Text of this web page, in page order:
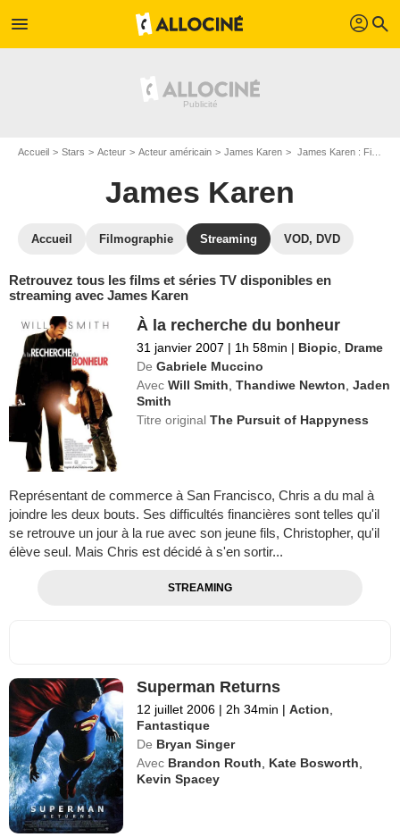
menu profil search
Accueil Stars Acteur Acteur américain James Karen James Karen : Films et séries online
James Karen
Accueil Filmographie Streaming VOD, DVD
Retrouvez tous les films et séries TV disponibles en
streaming avec James Karen
À la recherche du bonheur
31 janvier 2007 | 1h 58min | Biopic Drame
De Gabriele Muccino
Avec Will Smith ,Thandiwe Newton ,Jaden
Smith
Titre originalThe Pursuit of Happyness
Représentant de commerce à San Francisco, Chris a du mal à
joindre les deux bouts. Ses difficultés financières sont telles qu'il
se retrouve un jour à la rue avec son jeune fils, Christopher, qu'il
élève seul. Mais Chris est décidé à s'en sortir...
STREAMING
Superman Returns
12 juillet 2006 | 2h 34min | Action
Fantastique
De Bryan Singer
Avec Brandon Routh Kate Bosworth
Kevin Spacey